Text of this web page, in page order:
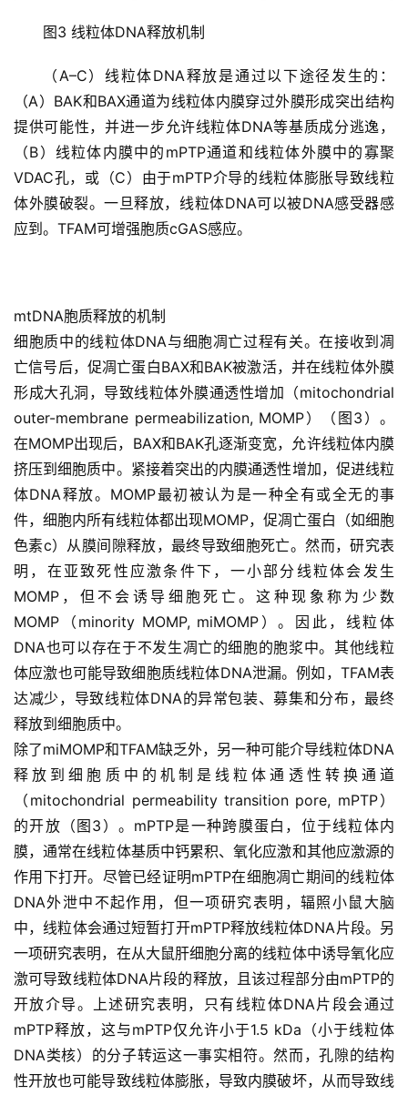
图3 线粒体DNA释放机制
（A–C）线粒体DNA释放是通过以下途径发生的：
（A）BAK和BAX通道为线粒体内膜穿过外膜形成突出结构
提供可能性，并进一步允许线粒体DNA等基质成分逃逸，
（B）线粒体内膜中的mPTP通道和线粒体外膜中的寡聚
VDAC孔，或（C）由于mPTP介导的线粒体膨胀导致线粒
体外膜破裂。一旦释放，线粒体DNA可以被DNA感受器感
应到。TFAM可增强胞质cGAS感应。
mtDNA胞质释放的机制
细胞质中的线粒体DNA与细胞凋亡过程有关。在接收到凋
亡信号后，促凋亡蛋白BAX和BAK被激活，并在线粒体外膜
形成大孔洞，导致线粒体外膜通透性增加（mitochondrial
outer-membrane permeabilization, MOMP）（图3）。
在MOMP出现后，BAX和BAK孔逐渐变宽，允许线粒体内膜
挤压到细胞质中。紧接着突出的内膜通透性增加，促进线粒
体DNA释放。MOMP最初被认为是一种全有或全无的事
件，细胞内所有线粒体都出现MOMP，促凋亡蛋白（如细胞
色素c）从膜间隙释放，最终导致细胞死亡。然而，研究表
明，在亚致死性应激条件下，一小部分线粒体会发生
MOMP，但不会诱导细胞死亡。这种现象称为少数
MOMP（minority MOMP, miMOMP）。因此，线粒体
DNA也可以存在于不发生凋亡的细胞的胞浆中。其他线粒
体应激也可能导致细胞质线粒体DNA泄漏。例如，TFAM表
达减少，导致线粒体DNA的异常包装、募集和分布，最终
释放到细胞质中。
除了miMOMP和TFAM缺乏外，另一种可能介导线粒体DNA
释放到细胞质中的机制是线粒体通透性转换通道
（mitochondrial permeability transition pore, mPTP）
的开放（图3）。mPTP是一种跨膜蛋白，位于线粒体内
膜，通常在线粒体基质中钙累积、氧化应激和其他应激源的
作用下打开。尽管已经证明mPTP在细胞凋亡期间的线粒体
DNA外泄中不起作用，但一项研究表明，辐照小鼠大脑
中，线粒体会通过短暂打开mPTP释放线粒体DNA片段。另
一项研究表明，在从大鼠肝细胞分离的线粒体中诱导氧化应
激可导致线粒体DNA片段的释放，且该过程部分由mPTP的
开放介导。上述研究表明，只有线粒体DNA片段会通过
mPTP释放，这与mPTP仅允许小于1.5 kDa（小于线粒体
DNA类核）的分子转运这一事实相符。然而，孔隙的结构
性开放也可能导致线粒体膨胀，导致内膜破坏，从而导致线